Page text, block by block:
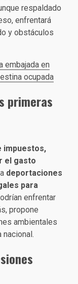
respaldado
enfrentará
y obstáculos
embajada en
ocupada
primeras
impuestos,
el gasto
deportaciones
para
enfrentar
propone
ambientales